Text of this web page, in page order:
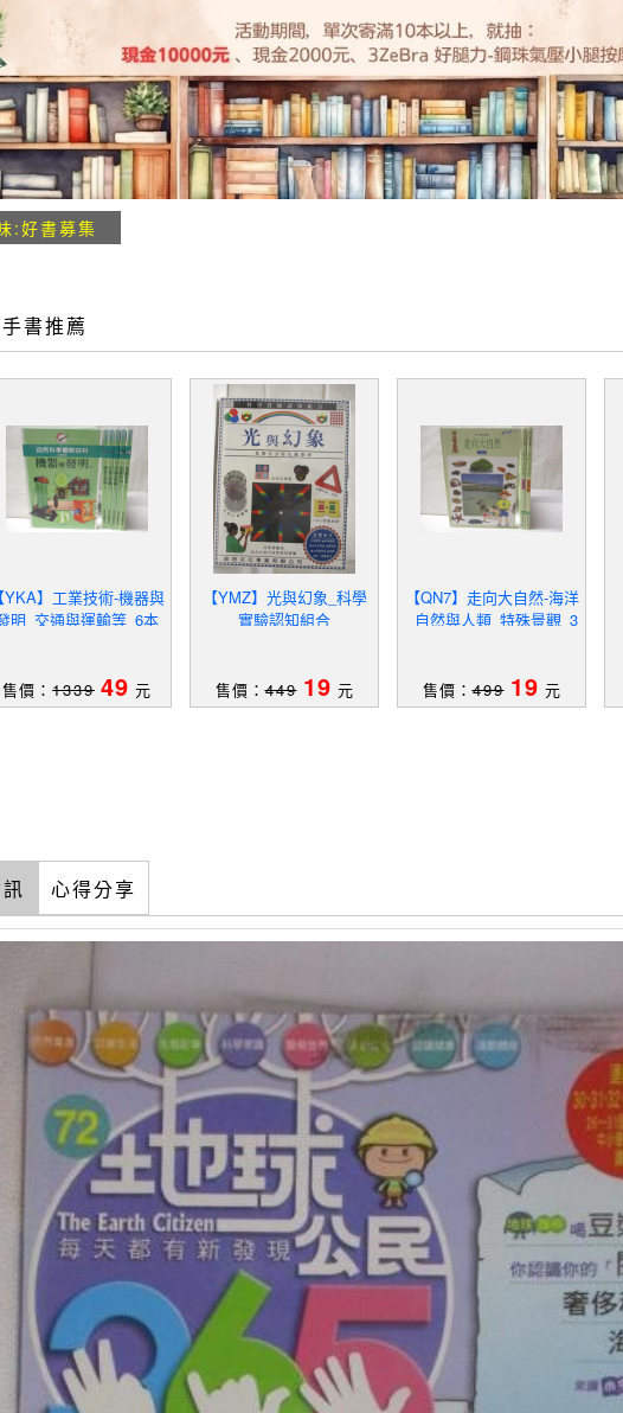
:好書募集
書推薦
YKA】工業技術-機器與
明_交通與運輸等_6本
售價： 1339 49 元
【YMZ】光與幻象_科學
實驗認知組合
售價：449 19 元
【QN7】走向大自然-海洋
_自然與人類_特殊景觀_3
售價：499 19 元
心得分享